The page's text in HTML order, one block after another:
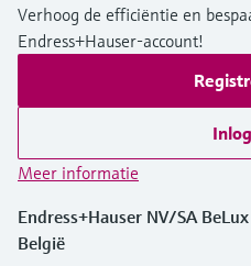
Verhoog de efficiëntie en
Endress+Hauser-account!
Meer informatie
Endress+Hauser NV/SA BeLux
België